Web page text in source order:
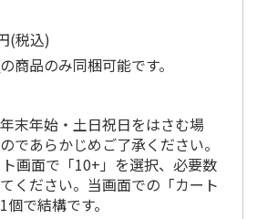
(税込)
の商品のみ同梱可能です。
末年始・土日祝日をはさむ場
であらかじめご了承ください。
画面で「10+」を選択、必要数
ください。当画面での「カート
で結構です。